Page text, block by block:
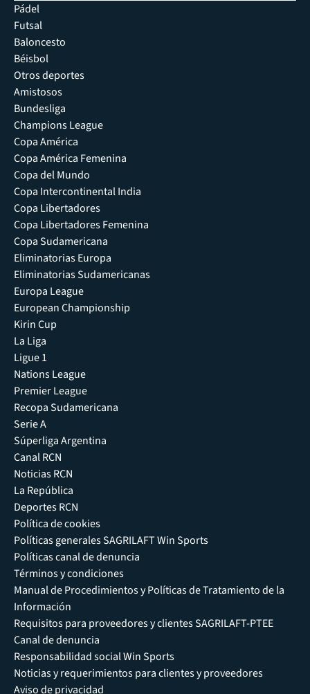
Pádel
Futsal
Baloncesto
Béisbol
Otros deportes
Amistosos
Bundesliga
Champions League
Copa América
Copa América Femenina
Copa del Mundo
Copa Intercontinental India
Copa Libertadores
Copa Libertadores Femenina
Copa Sudamericana
Eliminatorias Europa
Eliminatorias Sudamericanas
Europa League
European Championship
Kirin Cup
La Liga
Ligue 1
Nations League
Premier League
Recopa Sudamericana
Serie A
Súperliga Argentina
Canal RCN
Noticias RCN
La República
Deportes RCN
Política de cookies
Políticas generales SAGRILAFT Win Sports
Políticas canal de denuncia
Términos y condiciones
Manual de Procedimientos y Políticas de Tratamiento de la
Información
Requisitos para proveedores y clientes SAGRILAFT-PTEE
Canal de denuncia
Responsabilidad social Win Sports
Noticias y requerimientos para clientes y proveedores
Aviso de privacidad